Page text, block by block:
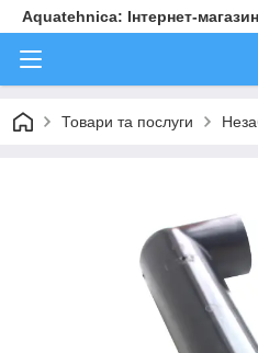
Aquatehnica: Інтернет-
Товари та послуги